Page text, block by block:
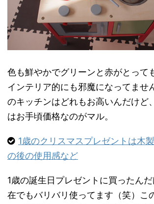
色も鮮やかでグリーンと赤がとって
インテリア的にも邪魔になってませ
のキッチンはどれもお高いんだけど
はお手頃価格なのがマル。
1歳のクリスマスプレゼントは木
の後の使用感など
1歳の誕生日プレゼントに買ったん
在でもバリバリ使ってます（笑）こ